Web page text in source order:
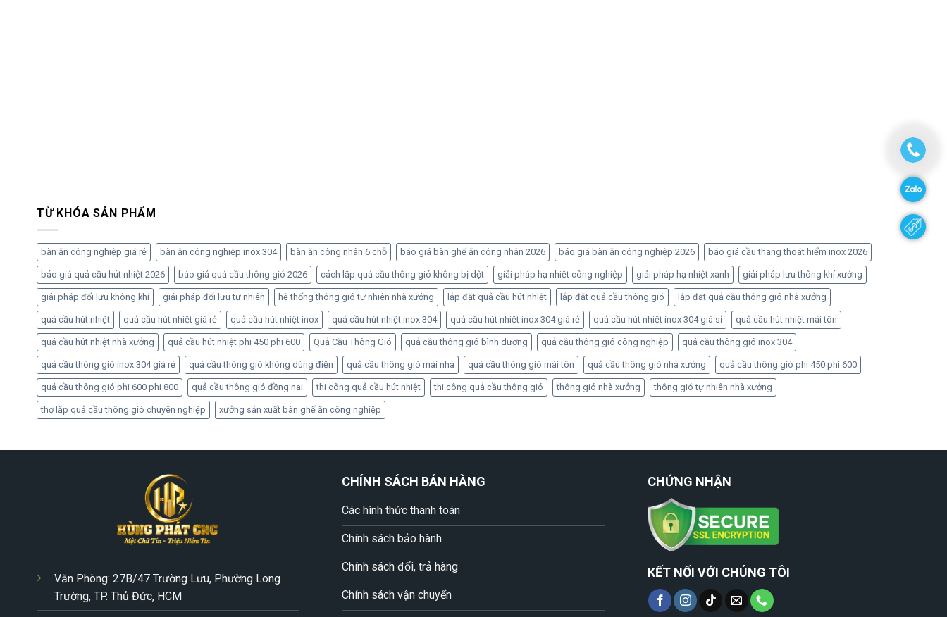
TỪ KHÓA SẢN PHẨM
bàn ăn công nghiệp giá rẻ bàn ăn công nghiệp inox 304 bàn ăn công nhân 6 chỗ báo giá bàn ghế ăn công nhân 2026 báo giá bàn ăn công nghiệp 2026 báo giá cầu thang thoát hiểm inox 2026
báo giá quả cầu hút nhiệt 2026 báo giá quả cầu thông gió 2026 cách lắp quả cầu thông gió không bị dột giải pháp hạ nhiệt công nghiệp giải pháp hạ nhiệt xanh giải pháp lưu thông khí xưởng
giải pháp đối lưu không khí giải pháp đối lưu tự nhiên hệ thống thông gió tự nhiên nhà xưởng lắp đặt quả cầu hút nhiệt lắp đặt quả cầu thông gió lắp đặt quả cầu thông gió nhà xưởng
quả cầu hút nhiệt quả cầu hút nhiệt giá rẻ quả cầu hút nhiệt inox quả cầu hút nhiệt inox 304 quả cầu hút nhiệt inox 304 giá rẻ quả cầu hút nhiệt inox 304 giá sỉ quả cầu hút nhiệt mái tôn
quả cầu hút nhiệt nhà xưởng quả cầu hút nhiệt phi 450 phi 600 Quả Cầu Thông Gió quả cầu thông gió bình dương quả cầu thông gió công nghiệp quả cầu thông gió inox 304
quả cầu thông gió inox 304 giá rẻ quả cầu thông gió không dùng điện quả cầu thông gió mái nhà quả cầu thông gió mái tôn quả cầu thông gió nhà xưởng quả cầu thông gió phi 450 phi 600
quả cầu thông gió phi 600 phi 800 quả cầu thông gió đồng nai thi công quả cầu hút nhiệt thi công quả cầu thông gió thông gió nhà xưởng thông gió tự nhiên nhà xưởng
thợ lắp quả cầu thông gió chuyên nghiệp xưởng sản xuất bàn ghế ăn công nghiệp
Văn Phòng: 27B/47 Trường Lưu, Phường Long
Trường, TP. Thủ Đức, HCM
CHÍNH SÁCH BÁN HÀNG
Các hình thức thanh toán
Chính sách bảo hành
Chính sách đổi, trả hàng
Chính sách vận chuyển
CHỨNG NHẬN
KẾT NỐI VỚI CHÚNG TÔI